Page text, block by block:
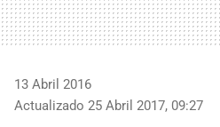
13 Abril 2016
Actualizado 25 Abril 2017, 09:27